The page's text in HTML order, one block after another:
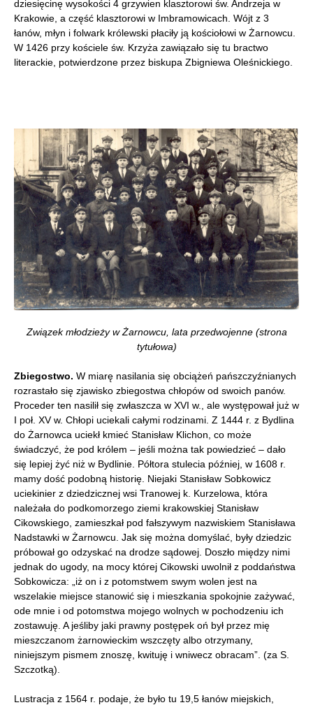
dziesięcinę wysokości 4 grzywien klasztorowi św. Andrzeja w
Krakowie, a część klasztorowi w Imbramowicach. Wójt z 3
łanów, młyn i folwark królewski płaciły ją kościołowi w Żarnowcu.
W 1426 przy kościele św. Krzyża zawiązało się tu bractwo
literackie, potwierdzone przez biskupa Zbigniewa Oleśnickiego.
Związek młodzieży w Żarnowcu, lata przedwojenne (strona
tytułowa)
Zbiegostwo. W miarę nasilania się obciążeń pańszczyźnianych
rozrastało się zjawisko zbiegostwa chłopów od swoich panów.
Proceder ten nasilił się zwłaszcza w XVI w., ale występował już w
I poł. XV w. Chłopi uciekali całymi rodzinami. Z 1444 r. z Bydlina
do Żarnowca uciekł kmieć Stanisław Klichon, co może
świadczyć, że pod królem – jeśli można tak powiedzieć – dało
się lepiej żyć niż w Bydlinie. Półtora stulecia później, w 1608 r.
mamy dość podobną historię. Niejaki Stanisław Sobkowicz
uciekinier z dziedzicznej wsi Tranowej k. Kurzelowa, która
należała do podkomorzego ziemi krakowskiej Stanisław
Cikowskiego, zamieszkał pod fałszywym nazwiskiem Stanisława
Nadstawki w Żarnowcu. Jak się można domyślać, były dziedzic
próbował go odzyskać na drodze sądowej. Doszło między nimi
jednak do ugody, na mocy której Cikowski uwolnił z poddaństwa
Sobkowicza: „iż on i z potomstwem swym wolen jest na
wszelakie miejsce stanowić się i mieszkania spokojnie zażywać,
ode mnie i od potomstwa mojego wolnych w pochodzeniu ich
zostawuję. A jeśliby jaki prawny postępek oń był przez mię
mieszczanom żarnowieckim wszczęty albo otrzymany,
niniejszym pismem znoszę, kwituję i wniwecz obracam”. (za S.
Szczotką).
Lustracja z 1564 r. podaje, że było tu 19,5 łanów miejskich,